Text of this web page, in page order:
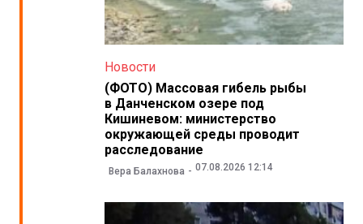
Новости
(ФОТО) Массовая гибель рыбы
в Данченском озере под
Кишиневом: министерство
окружающей среды проводит
расследование
Вера Балахнова 07.08.2026 12:14